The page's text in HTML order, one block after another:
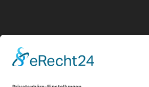
Impressum| Datenschutz| Cookie-Einstellungen